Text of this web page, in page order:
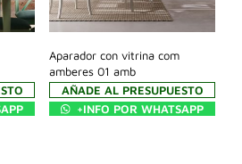
Aparador con vitrina com
amberes 01 amb
AÑADE AL PRESUPUESTO
+INFO POR WHATSAPP